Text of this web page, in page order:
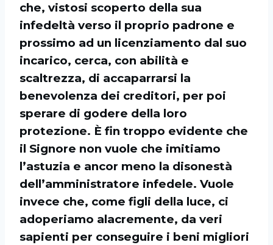
che, vistosi scoperto della sua
infedeltà verso il proprio padrone e
prossimo ad un licenziamento dal suo
incarico, cerca, con abilità e
scaltrezza, di accaparrarsi la
benevolenza dei creditori, per poi
sperare di godere della loro
protezione. È fin troppo evidente che
il Signore non vuole che imitiamo
l’astuzia e ancor meno la disonestà
dell’amministratore infedele. Vuole
invece che, come figli della luce, ci
adoperiamo alacremente, da veri
sapienti per conseguire i beni migliori